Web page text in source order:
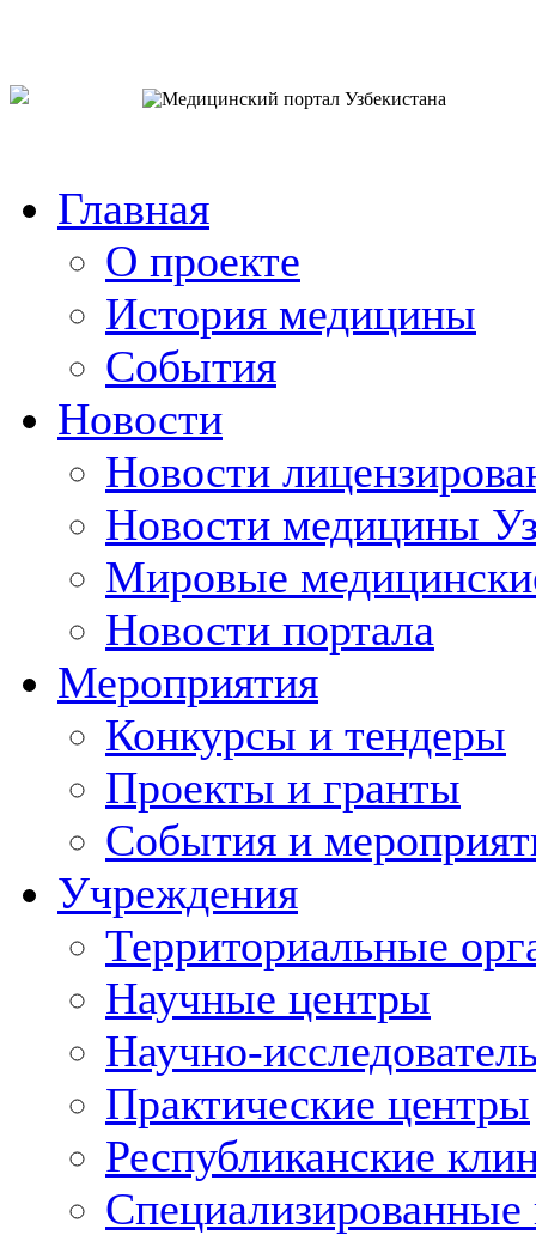
Главная
О проекте
История медицины
События
Новости
Новости
Новости медицины
Мировые
Новости портала
Мероприятия
Конкурсы и тендеры
Проекты и гранты
События и
Учреждения
Территориальные
Научные центры
Научно-
Практические центры
Республиканские